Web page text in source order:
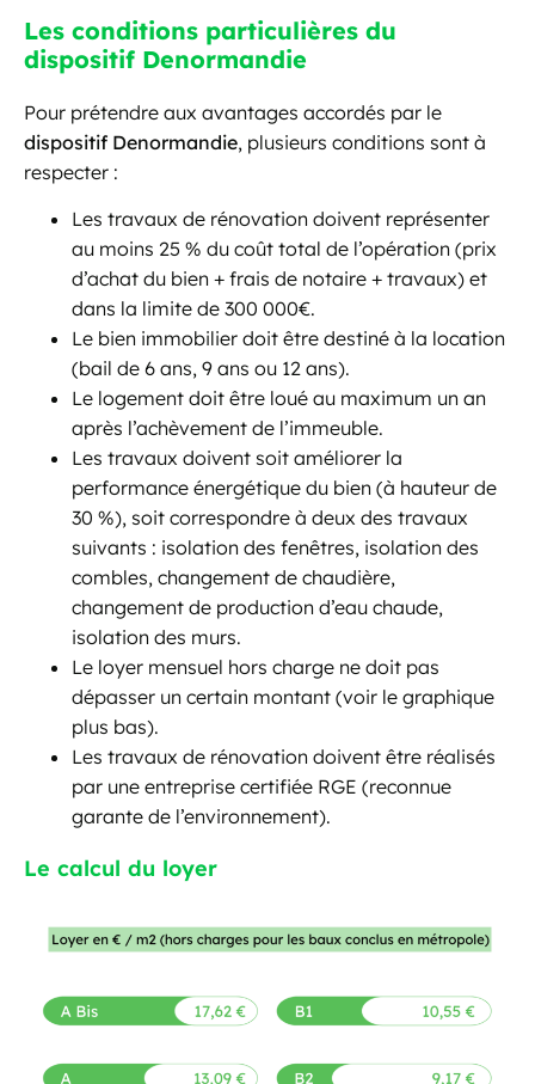
Les conditions particulières du
dispositif Denormandie
Pour prétendre aux avantages accordés par le
dispositif Denormandie, plusieurs conditions sont à
respecter :
Les travaux de rénovation doivent représenter
au moins 25 % du coût total de l’opération (prix
d’achat du bien + frais de notaire + travaux) et
dans la limite de 300 000€.
Le bien immobilier doit être destiné à la location
(bail de 6 ans, 9 ans ou 12 ans).
Le logement doit être loué au maximum un an
après l’achèvement de l’immeuble.
Les travaux doivent soit améliorer la
performance énergétique du bien (à hauteur de
30 %), soit correspondre à deux des travaux
suivants : isolation des fenêtres, isolation des
combles, changement de chaudière,
changement de production d’eau chaude,
isolation des murs.
Le loyer mensuel hors charge ne doit pas
dépasser un certain montant (voir le graphique
plus bas).
Les travaux de rénovation doivent être réalisés
par une entreprise certifiée RGE (reconnue
garante de l’environnement).
Le calcul du loyer